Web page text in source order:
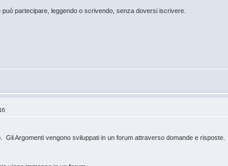
può partecipare, leggendo o scrivendo, senza doversi iscrivere.
Gli Argomenti vengono sviluppati in un forum attraverso domande e risposte.